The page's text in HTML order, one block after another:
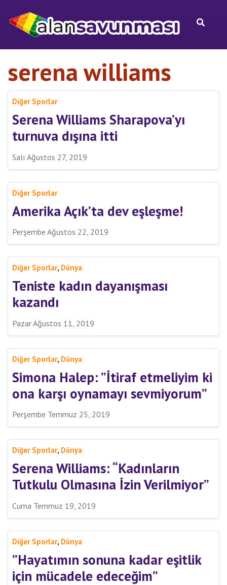
serena williams
Diğer Sporlar
Serena Williams Sharapova’yı
turnuva dışına itti
Salı Ağustos 27, 2019
Diğer Sporlar
Amerika Açık’ta dev eşleşme!
Perşembe Ağustos 22, 2019
Diğer Sporlar, Dünya
Teniste kadın dayanışması
kazandı
Pazar Ağustos 11, 2019
Diğer Sporlar, Dünya
Simona Halep: ”İtiraf etmeliyim ki
ona karşı oynamayı sevmiyorum”
Perşembe Temmuz 25, 2019
Diğer Sporlar, Dünya
Serena Williams: “Kadınların
Tutkulu Olmasına İzin Verilmiyor”
Cuma Temmuz 19, 2019
Diğer Sporlar, Dünya
”Hayatımın sonuna kadar eşitlik
için mücadele edeceğim”